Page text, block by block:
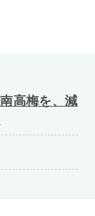
高梅を、減